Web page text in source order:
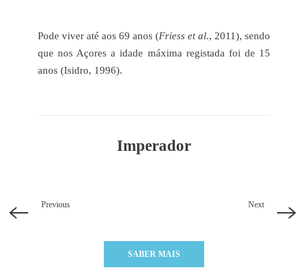
Pode viver até aos 69 anos (Friess et al., 2011), sendo
que nos Açores a idade máxima registada foi de 15
anos (Isidro, 1996).
Imperador
Previous Next
SABER MAIS